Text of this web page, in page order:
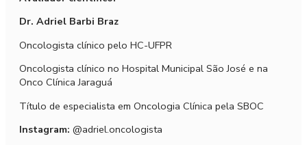
Dr. Adriel Barbi Braz
Oncologista clínico pelo HC-UFPR
Oncologista clínico no Hospital Municipal São José e na
Onco Clínica Jaraguá
Título de especialista em Oncologia Clínica pela SBOC
Instagram: @adriel.oncologista